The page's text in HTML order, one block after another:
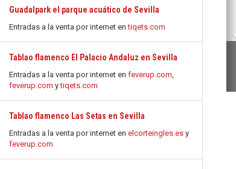
Guadalpark el parque acuático de Sevilla
Entradas a la venta por internet entiqets.com
Tablao flamenco El Palacio Andaluz en Sevilla
Entradas a la venta por internet en feverup.com,
feverup.com ytiqets.com
Tablao flamenco Las Setas en Sevilla
Entradas a la venta por internet en elcorteingles.es y
feverup.com